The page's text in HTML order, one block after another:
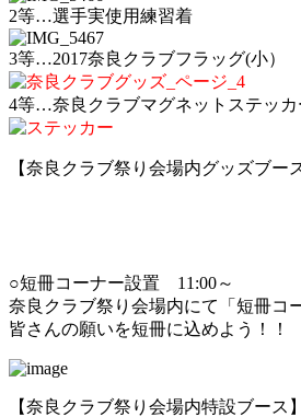
2等…選手実使用練習着
3等…2017奈良クラブフラッグ(小）
4等…奈良クラブマグネットステッ
【奈良クラブ祭り会場内グッズブー
○短冊コーナー設置 11:00～
奈良クラブ祭り会場内にて「短冊コ
皆さんの願いを短冊に込めよう！！
【奈良クラブ祭り会場内特設ブース】